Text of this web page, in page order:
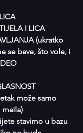
I LICA
(ukratko
se bave, što vole, i
može samo
maila)
stavimo u bazu